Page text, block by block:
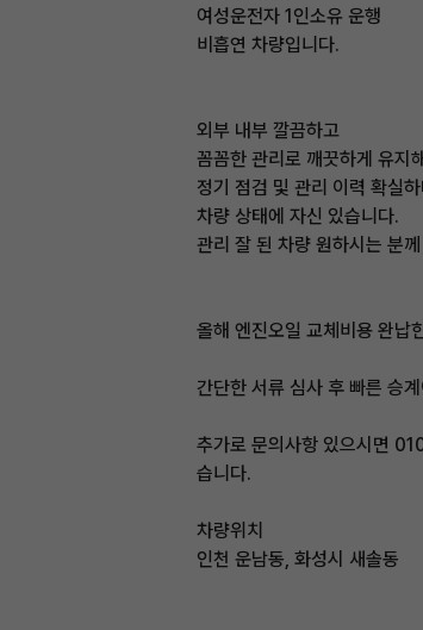
여성운전자 1인소유 운행
비흡연 차량입니다.
외부 내부 깔끔하고
꼼꼼한 관리로 깨끗하게 유지
정기 점검 및 관리 이력 확실
차량 상태에 자신 있습니다.
관리 잘 된 차량 원하시는 분
올해 엔진오일 교체비용 완납
간단한 서류 심사 후 빠른 승
추가로 문의사항 있으시면
습니다.
차량위치
인천 운남동, 화성시 새솔동